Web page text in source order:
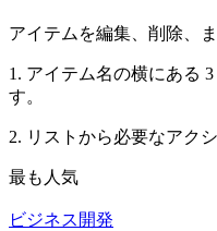
アイテムを編集、削除、
1. アイテム名の横にある
す。
2. リストから必要なアク
最も人気
ビジネス開発